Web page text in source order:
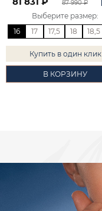
87 990 ₽
Выберите размер:
16
17 17,5 18 18,5
Купить в один клик
В КОРЗИНУ